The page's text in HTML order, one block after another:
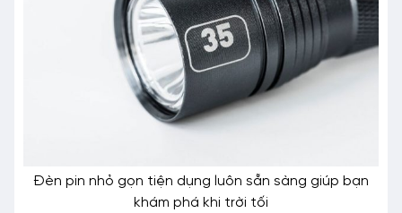
Đèn pin nhỏ gọn tiện dụng luôn sẵn sàng giúp bạn
khám phá khi trời tối